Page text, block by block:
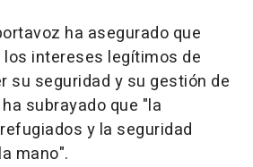
ha asegurado que
los intereses legítimos de
su seguridad y su gestión de
subrayado que "la
y la seguridad
mano".